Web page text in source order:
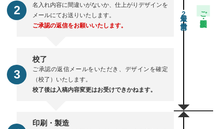
名入れ内容に間違いがないか、仕上がりデザインを
メールにてお送りいたします。
ご承認の返信をお願いいたします。
校了
ご承認の返信メールをいただき、デザインを確定
（校了）いたします。
校了後は入稿内容変更はお受けできかねます。
2 ご注文・校正期間
印刷・製造